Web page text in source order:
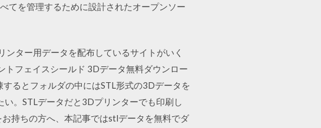
てを管理するために設計されたオープンソー
ター用データを配布しているサイトがいく
フェイスシールド 3Dデータ無料ダウンロー
るとフォルダの中にはSTL形式の3Dデータを
。STLデータだと3Dプリンターでも印刷し
持ちの方へ、本記事ではstlデータを無料でダ